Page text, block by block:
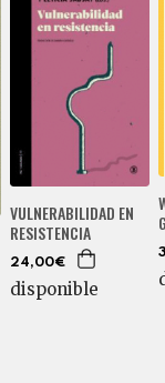
VULNERABILIDAD EN
RESISTENCIA
24,00€
disponible